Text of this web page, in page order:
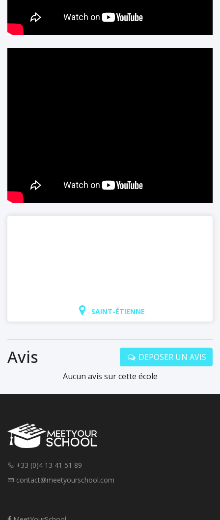
SAINT-ÉTIENNE
Avis
DEPOSER UN AVIS
Aucun avis sur cette école
+33 (0)4 13 41 51 89
contact@meetyourschool.com